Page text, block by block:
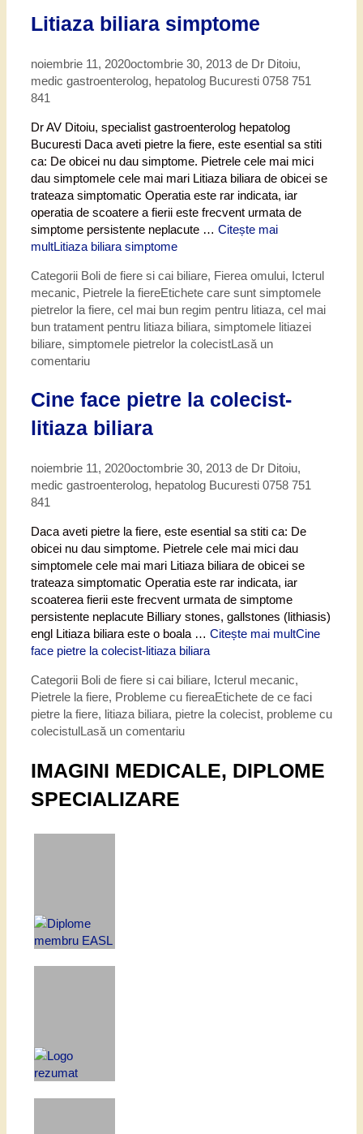
Litiaza biliara simptome
noiembrie 11, 2020octombrie 30, 2013 de Dr Ditoiu,
medic gastroenterolog, hepatolog Bucuresti 0758 751
841
Dr AV Ditoiu, specialist gastroenterolog hepatolog
Bucuresti Daca aveti pietre la fiere, este esential sa stiti
ca: De obicei nu dau simptome. Pietrele cele mai mici
dau simptomele cele mai mari Litiaza biliara de obicei se
trateaza simptomatic Operatia este rar indicata, iar
operatia de scoatere a fierii este frecvent urmata de
simptome persistente neplacute … Citește mai
multLitiaza biliara simptome
Categorii Boli de fiere si cai biliare, Fierea omului, Icterul
mecanic, Pietrele la fiereEtichete care sunt simptomele
pietrelor la fiere, cel mai bun regim pentru litiaza, cel mai
bun tratament pentru litiaza biliara, simptomele litiazei
biliare, simptomele pietrelor la colecistLasă un
comentariu
Cine face pietre la colecist-
litiaza biliara
noiembrie 11, 2020octombrie 30, 2013 de Dr Ditoiu,
medic gastroenterolog, hepatolog Bucuresti 0758 751
841
Daca aveti pietre la fiere, este esential sa stiti ca: De
obicei nu dau simptome. Pietrele cele mai mici dau
simptomele cele mai mari Litiaza biliara de obicei se
trateaza simptomatic Operatia este rar indicata, iar
scoaterea fierii este frecvent urmata de simptome
persistente neplacute Billiary stones, gallstones (lithiasis)
engl Litiaza biliara este o boala … Citește mai multCine
face pietre la colecist-litiaza biliara
Categorii Boli de fiere si cai biliare, Icterul mecanic,
Pietrele la fiere, Probleme cu fiereaEtichete de ce faci
pietre la fiere, litiaza biliara, pietre la colecist, probleme cu
colecistulLasă un comentariu
IMAGINI MEDICALE, DIPLOME
SPECIALIZARE